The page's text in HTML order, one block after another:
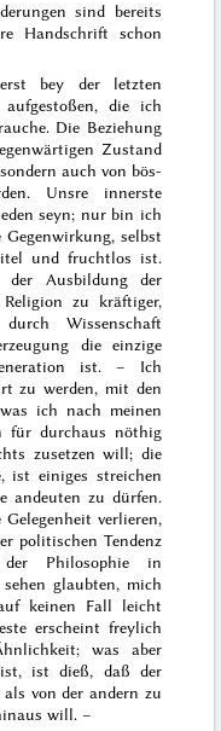
sind bereits
Handschrift schon
bey der letzten
aufgestoßen, die ich
Die Beziehung
Zustand
auch von bös-
Unsre innerste
seyn; nur bin ich
selbst
und fruchtlos ist.
Ausbildung der
zu kräftiger,
Wissenschaft
die einzige
ist. – Ich
zu werden, mit den
ich nach meinen
für durchaus nöthig
zusetzen will; die
ist einiges streichen
andeuten zu dürfen.
verlieren,
politischen Tendenz
Philosophie in
glaubten, mich
keinen Fall leicht
erscheint freylich
was aber
ist, ist dieß, daß der
von der andern zu
will. –